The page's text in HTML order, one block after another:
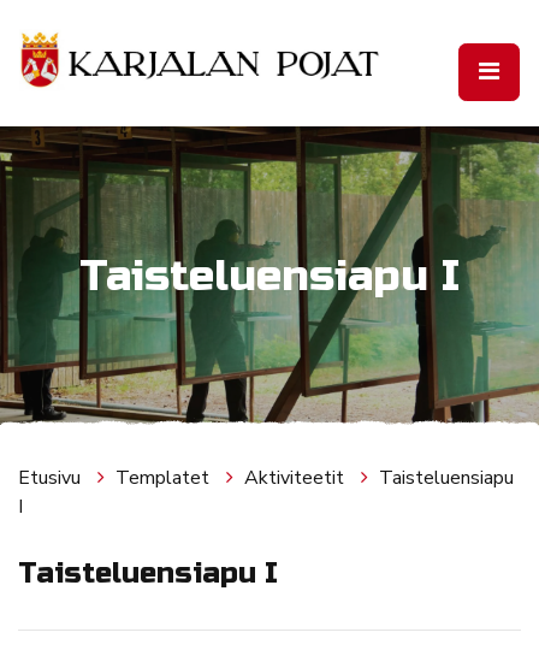
Taisteluensiapu I
Etusivu Templatet Aktiviteetit
Taisteluensiapu
I
Taisteluensiapu I